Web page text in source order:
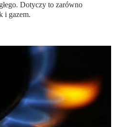
Dotyczy to zarówno
i gazem.